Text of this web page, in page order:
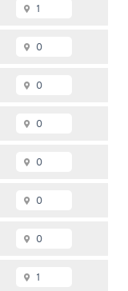
1
0
0
0
0
0
0
1